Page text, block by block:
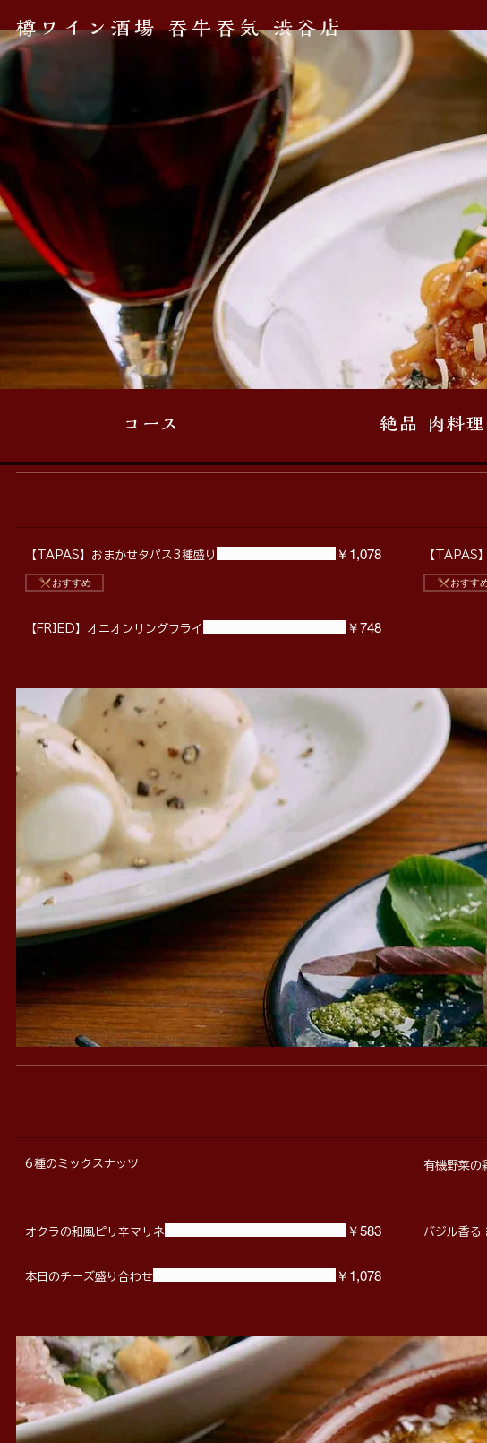
樽ワイン酒場 吞牛吞気 渋谷店
コース 絶品 肉料理
【TAPAS】おまかせタパス3種盛り ￥1,078
おすすめ
【TAPAS
おすす
【FRIED】オニオンリングフライ ￥748
6種のミックスナッツ 有機野菜の
オクラの和風ピリ辛マリネ ￥583 バジル香る
本日のチーズ盛り合わせ ￥1,078